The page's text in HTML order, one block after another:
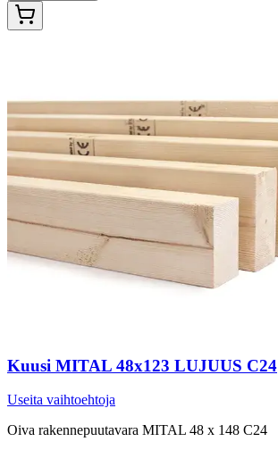
Kuusi MITAL 48x123 LUJUUS C24
Useita vaihtoehtoja
Oiva rakennepuutavara MITAL 48 x 148 C24